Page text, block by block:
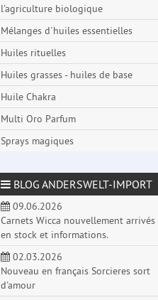
l'agriculture biologique
Mélanges d´huiles essentielles
Huiles rituelles
Huiles grasses - huiles de base
Huile Chakra
Multi Oro Parfum
Sprays magiques
BLOG ANDERSWELT-IMPORT
09.06.2026
Carnets Wicca nouvellement arrivés
en stock et informations.
02.03.2026
Nouveau en français Sorcieres sort
d'amour